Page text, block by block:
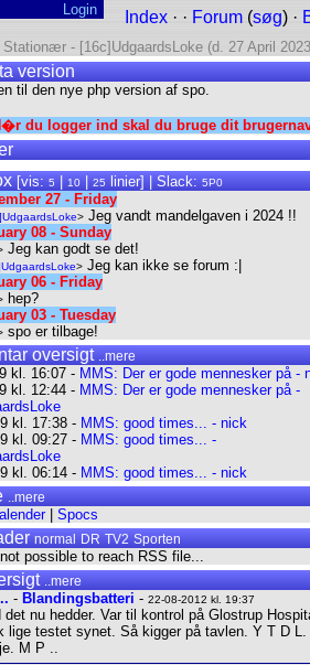
Index · · Forum (søg) ·
- [16c]UdgaardsLoke (d. 27 April
version
til den nye php version af spo.
du logger ind skal du bruge dit
[vis:5 |10 |25 linier] | Slack:5P0
27 - Friday
> Jeg vandt mandelgaven i 2024 !!
08 - Sunday
Jeg kan godt se det!
> Jeg kan ikke se forum :|
06 - Friday
hep?
03 - Tuesday
spo er tilbage!
oversigt..mere
kl. 16:07 - MMS: Der er gode mennesker på -
kl. 12:44 - MMS: Der er gode mennesker på -
kl. 17:38 - MMS: good times... - nick
kl. 09:27 - MMS: good times... -
kl. 06:14 - MMS: good times... - nick
..mere
|Spocs
normal DR TV2 Sporten
possible to reach RSS file...
..mere
- Blandingsbatteri -22-08-2012 kl. 19:37
det nu hedder. Var til kontrol på Glostrup
lige testet synet. Så kigger på tavlen. Y T D L.
M P ..